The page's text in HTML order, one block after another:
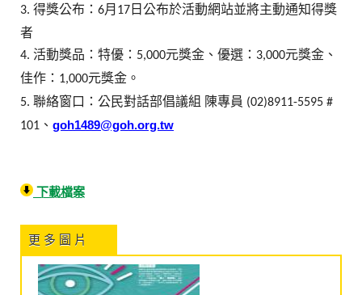
3. 得獎公布： 6月 17 日公布於活動網站並將主動通知得獎
者
4. 活動獎品：特優： 5,000元獎金、優選： 3,000元獎金、
佳作： 1,000元獎金。
5. 聯絡窗口：公民對話部倡議組 陳專員 (02)8911-5595 #
101 、 goh1489@goh.org.tw
下載檔案
更 多 圖 片